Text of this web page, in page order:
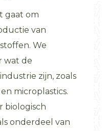
gaat om
van
We
wat de
zijn, zoals
microplastics.
biologisch
onderdeel van